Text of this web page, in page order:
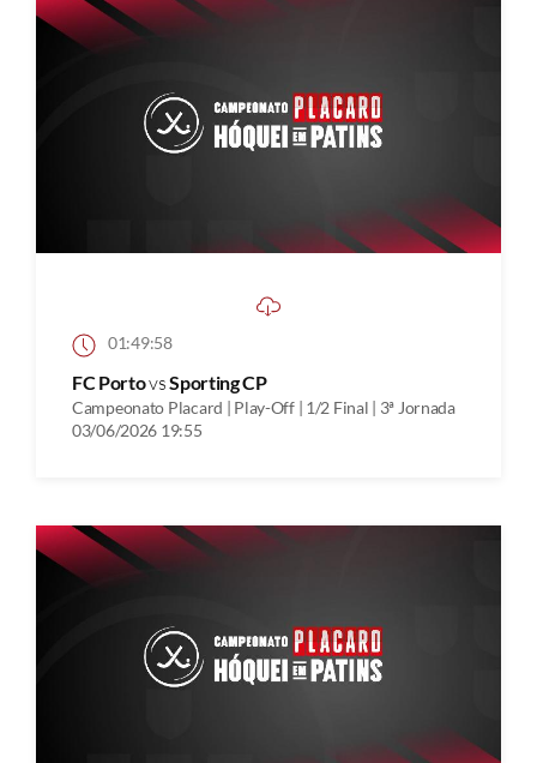
01:49:58
FC PortovsSporting CP
Campeonato Placard | Play-Off | 1/2 Final | 3ª Jornada
03/06/2026 19:55